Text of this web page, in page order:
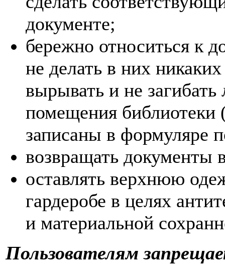
документе;
бережно относиться к
не делать в них
вырывать и не
помещения библиотеки
записаны в формуляре
возвращать документы
оставлять верхнюю
гардеробе в целях
и материальной
Пользователям